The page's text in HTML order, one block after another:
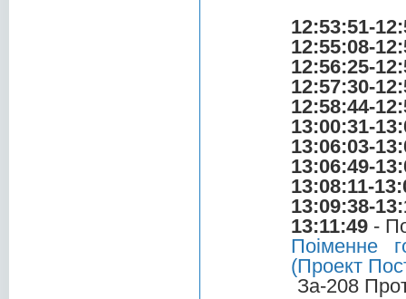
12:53:51-
12:55:08-
12:56:25-
12:57:30-
12:58:44-
13:00:31-
13:06:03-
13:06:49-
13:08:11-
13:09:38-
13:11:49 -
Поіменне
(Проект
За-208